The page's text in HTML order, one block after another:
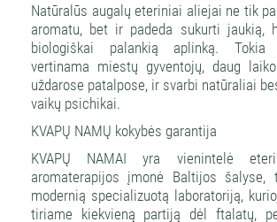
Natūralūs augalų eteriniai aliejai ne tik
aromatu, bet ir padeda sukurti jaukią,
biologiškai palankią aplinką. Tokia
vertinama miestų gyventojų, daug
uždarose patalpose, ir svarbi natūraliai
vaikų psichikai.
KVAPŲ NAMŲ kokybės garantija
KVAPŲ NAMAI yra vienintelė
aromaterapijos įmonė Baltijos šalyse,
modernią specializuotą laboratoriją,
tiriame kiekvieną partiją dėl ftalatų,